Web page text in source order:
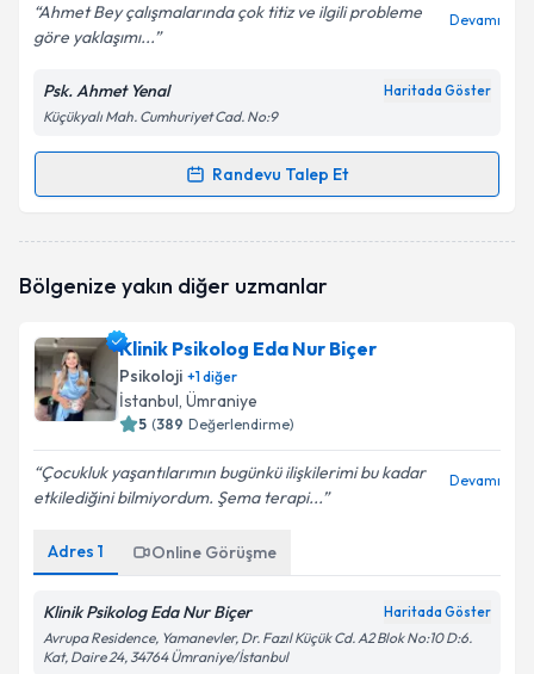
Ahmet Bey çalışmalarında çok titiz ve ilgili probleme
göre yaklaşımı...
Devamı
Psk. Ahmet Yenal Haritada Göster
Küçükyalı Mah. Cumhuriyet Cad. No:9
Randevu Talep Et
Randevu Takvimi Talebi
oluşturun. Size bu uzmandan randevu almanız için bir
E-posta Adresiniz
Kişisel verilerimin işlenmesine ilişkinAydınlatma
Metni'ni okudum ve kişisel verilerimin belirtilen
Takvim Talebini Gönder
Bölgenize yakın diğer uzmanlar
Klinik Psikolog Eda Nur Biçer
Psikoloji +1diğer
İstanbul, Ümraniye
5 (389 Değerlendirme)
Çocukluk yaşantılarımın bugünkü ilişkilerimi bu kadar
etkilediğini bilmiyordum. Şema terapi...
Devamı
Adres 1 Online Görüşme
Klinik Psikolog Eda Nur Biçer Haritada Göster
Avrupa Residence, Yamanevler, Dr. Fazıl Küçük Cd. A2 Blok No:10 D:6.
Kat, Daire 24, 34764 Ümraniye/İstanbul